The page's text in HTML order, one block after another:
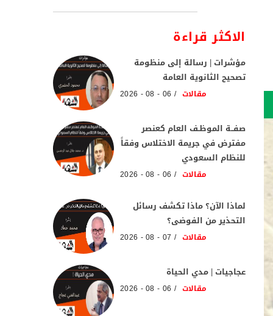
الاكثر قراءة
مؤشرات | رسالة إلى منظومة
تصحيح الثانوية العامة
مقالات 06 - 08 - 2026
صفــة الموظـف العام كعنصر
مفترض في جريمة الاختلاس وفقاً
للنظام السعودي
مقالات 06 - 08 - 2026
لماذا الآن؟ ماذا تكشف رسائل
التحذير من الفوضى؟
مقالات 07 - 08 - 2026
عجاجيات | مدي الحياة
مقالات 06 - 08 - 2026